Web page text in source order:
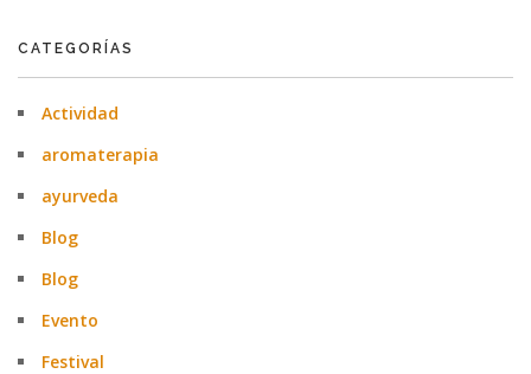
CATEGORÍAS
Actividad
aromaterapia
ayurveda
Blog
Blog
Evento
Festival